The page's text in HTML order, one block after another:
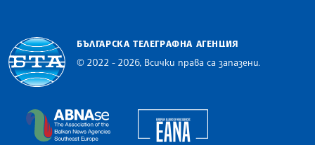
БЪЛГАРСКА ТЕЛЕГРАФНА АГЕНЦИЯ
© 2022 - 2026, Всички права са запазени.
The Assocoation of the Balkan News Agencies